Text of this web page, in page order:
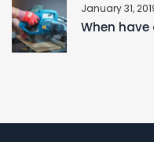
January 31,
When have